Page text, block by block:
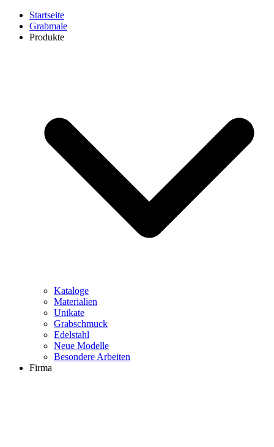
Startseite
Grabmale
Produkte
Kataloge
Materialien
Unikate
Grabschmuck
Edelstahl
Neue Modelle
Besondere Arbeiten
Firma